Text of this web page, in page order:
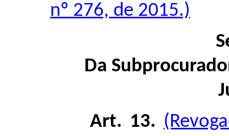
nº 276, de 2015.)
Da
Art. 13.